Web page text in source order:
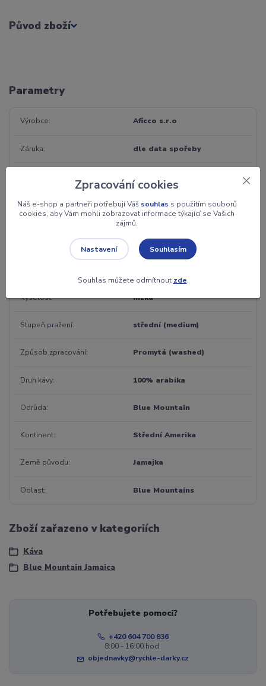
Původ zboží
Parametry
Výrobce Aficco s.r.o
Záruka dle data spořeby
Váha 500 g
alkoholová, Ovocná a svěží
Kyselost nízká
Stupeň pražení střední (medium)
Způsob zpracování Promytá (washed)
Druh kávy 100% arabika
Odrůda Blue Mountain
Kontinent Střední Amerika
Země původu Jamajka
Oblast Blue Mountains
Zboží zařazeno v kategoriích
Káva
Blue Mountain Jamaica
Potřebujete pomoci?
+420 604 700 836
8:00 - 16:00 hod.
objednavky@rychle-darky.cz
Zpracování cookies
Náš e-shop a partneři potřebují Váš souhlas s použitím souborů
cookies, aby Vám mohli zobrazovat informace týkající se Vašich
zájmů.
Nastavení Souhlasím
Souhlas můžete odmítnout zde.